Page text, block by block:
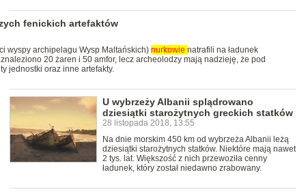
fenickich artefaktów
wyspy archipelagu Wysp Maltańskich) nurkowie natrafili na ładunek
20 żaren i 50 amfor, lecz archeolodzy mają nadzieję, że pod
jednostki oraz inne artefakty.
U wybrzeży Albanii splądrowano
dziesiątki starożytnych greckich statków
28 listopada 2018, 13:55
Na dnie morskim 450 km od wybrzeża Albanii leżą
dziesiątki starożytnych statków. Niektóre mają nawet
2 tys. lat. Większość z nich przewoziła cenny
ładunek, który został niedawno zrabowany.